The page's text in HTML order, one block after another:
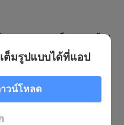
พาคุณชมการเปลี่ยนแปลงด้าน
ของโตโมะ”
รกัน คุณคิดว่าผมชื่อเซ่อเหรอ
ต็มรูปแบบได้ที่แอป
วน์โหลด